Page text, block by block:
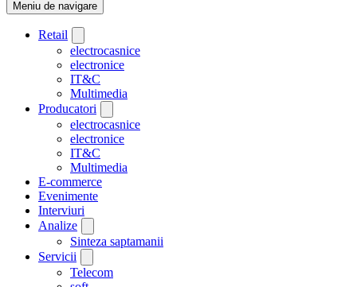
Meniu de navigare
Retail
electrocasnice
electronice
IT&C
Multimedia
Producatori
electrocasnice
electronice
IT&C
Multimedia
E-commerce
Evenimente
Interviuri
Analize
Sinteza saptamanii
Servicii
Telecom